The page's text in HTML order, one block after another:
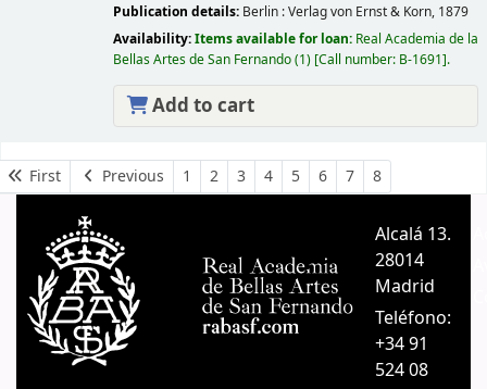
Publication details: Berlin :Verlag von Ernst & Korn, 1879
Availability:Items available for loan: Real Academia de la
Bellas Artes de San Fernando(1) Call number: B-1691 .
Add to cart
First Previous 1 2 3 4 5 6 7 8
Alcalá 13.
28014
Madrid
Teléfono:
+34 91
524 08